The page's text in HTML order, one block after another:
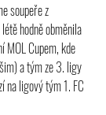
soupeře z
hodně obměnila
MOL Cupem, kde
a tým ze 3. ligy
na ligový tým 1. FC